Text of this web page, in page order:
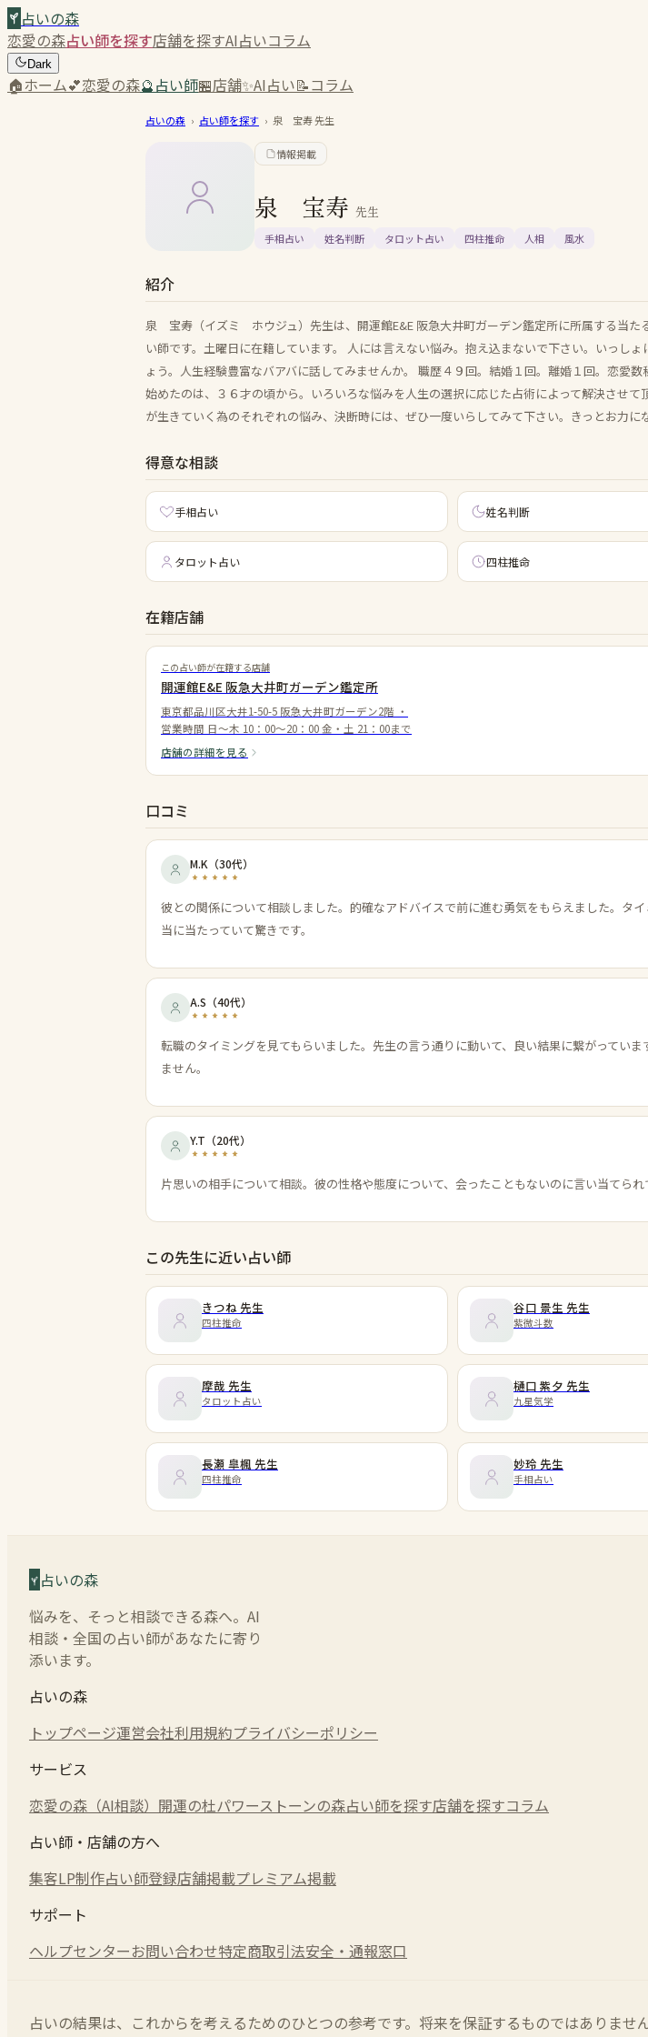
占いの森
恋愛の森占い師を探す店舗を探すAI占いコラム
Dark
🏠ホーム💕恋愛の森🔮占い師🏪店舗✨AI占い📝コラム
占いの森 › 占い師を探す › 泉 宝寿先生
情報掲載
泉 宝寿 先生
手相占い 姓名判断 タロット占い 四柱推命 人相 風水
紹介
泉 宝寿（イズミ ホウジュ）先生は、開運館E&E 阪急大井町ガーデン鑑定所に所属する当た
い師です。土曜日に在籍しています。 人には言えない悩み。抱え込まないで下さい。いっしょ
ょう。人生経験豊富なバアバに話してみませんか。 職歴４９回。結婚１回。離婚１回。恋愛数
始めたのは、３６才の頃から。いろいろな悩みを人生の選択に応じた占術によって解決させて
が生きていく為のそれぞれの悩み、決断時には、ぜひ一度いらしてみて下さい。きっとお力に
得意な相談
手相占い 姓名判断
タロット占い 四柱推命
在籍店舗
この占い師が在籍する店舗
開運館E&E 阪急大井町ガーデン鑑定所
東京都品川区大井1-50-5 阪急大井町ガーデン2階 ・
営業時間 日～木 10：00～20：00 金・土 21：00まで
店舗の詳細を見る
口コミ
M.K （30代）
彼との関係について相談しました。的確なアドバイスで前に進む勇気をもらえました。タ
当に当たっていて驚きです。
A.S （40代）
転職のタイミングを見てもらいました。先生の言う通りに動いて、良い結果に繋がっていま
ません。
Y.T （20代）
片思いの相手について相談。彼の性格や態度について、会ったこともないのに言い当てられ
この先生に近い占い師
きつね 先生
四柱推命
谷口 景生 先生
紫微斗数
摩哉 先生
タロット占い
樋口 紫夕 先生
九星気学
長瀬 皐楓 先生
四柱推命
妙玲 先生
手相占い
占いの森
悩みを、そっと相談できる森へ。AI
相談・全国の占い師があなたに寄り
添います。
占いの森
トップページ運営会社利用規約プライバシーポリシー
サービス
恋愛の森（AI相談） 開運の杜パワーストーンの森占い師を探す店舗を探すコラム
占い師・店舗の方へ
集客LP制作占い師登録店舗掲載プレミアム掲載
サポート
ヘルプセンターお問い合わせ特定商取引法安全・通報窓口
占いの結果は、これからを考えるためのひとつの参考です。将来を保証するものではありません